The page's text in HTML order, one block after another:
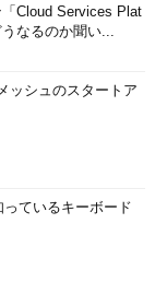
Cloud Services Plat
なるのか聞い...
ッシュのスタートア
っているキーボード